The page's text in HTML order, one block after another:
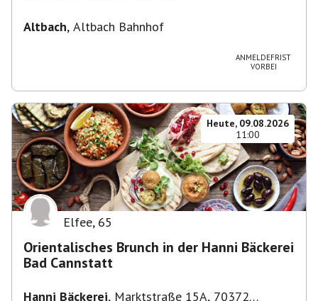
Altbach, Altbach Bahnhof
ANMELDEFRIST
VORBEI
Heute, 09.08.2026
11:00
Elfee, 65
Orientalisches Brunch in der Hanni Bäckerei
Bad Cannstatt
Hanni Bäckerei, Marktstraße 15A, 70372